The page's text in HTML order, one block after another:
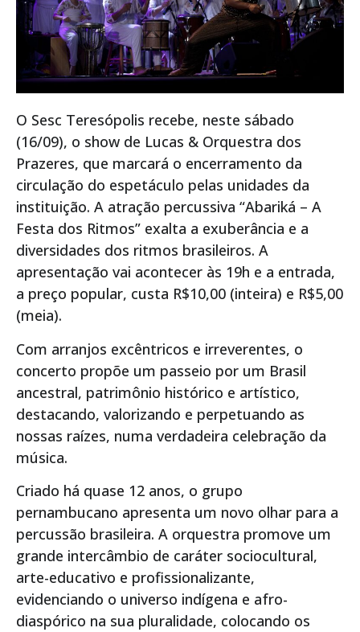
O Sesc Teresópolis recebe, neste sábado
(16/09), o show de Lucas & Orquestra dos
Prazeres, que marcará o encerramento da
circulação do espetáculo pelas unidades da
instituição. A atração percussiva “Abariká – A
Festa dos Ritmos” exalta a exuberância e a
diversidades dos ritmos brasileiros. A
apresentação vai acontecer às 19h e a entrada,
a preço popular, custa R$10,00 (inteira) e R$5,00
(meia).
Com arranjos excêntricos e irreverentes, o
concerto propõe um passeio por um Brasil
ancestral, patrimônio histórico e artístico,
destacando, valorizando e perpetuando as
nossas raízes, numa verdadeira celebração da
música.
Criado há quase 12 anos, o grupo
pernambucano apresenta um novo olhar para a
percussão brasileira. A orquestra promove um
grande intercâmbio de caráter sociocultural,
arte-educativo e profissionalizante,
evidenciando o universo indígena e afro-
diaspórico na sua pluralidade, colocando os